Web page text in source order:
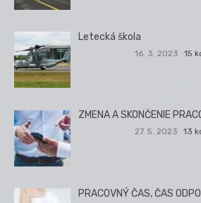
Letecká škola
16. 3. 2023 15
ZMENA A SKONČENIE
27. 5. 2023 13
PRACOVNÝ ČAS, ČAS